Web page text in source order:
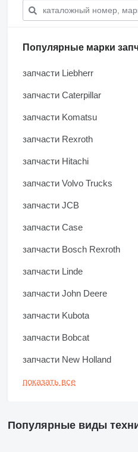
Популярные марки
запчасти Liebherr
запчасти Caterpillar
запчасти Komatsu
запчасти Rexroth
запчасти Hitachi
запчасти Volvo Trucks
запчасти JCB
запчасти Case
запчасти Bosch Rexroth
запчасти Linde
запчасти John Deere
запчасти Kubota
запчасти Bobcat
запчасти New Holland
показать все
Популярные виды